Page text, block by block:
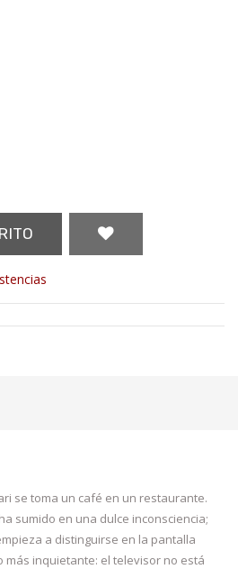
se toma un café en un restaurante.
sumido en una dulce inconsciencia;
a distinguirse en la pantalla
más inquietante: el televisor no está